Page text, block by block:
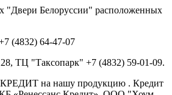
"Двери Белоруссии" расположенных
(4832) 64-47-07
ТЦ "Таксопарк" +7 (4832) 59-01-09.
на нашу продукцию . Кредит